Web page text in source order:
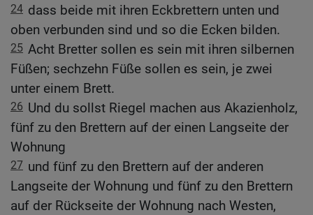
24 dass beide mit ihren Eckbrettern unten und
oben verbunden sind und so die Ecken bilden.
25 Acht Bretter sollen es sein mit ihren silbernen
Füßen; sechzehn Füße sollen es sein, je zwei
unter einem Brett.
26 Und du sollst Riegel machen aus Akazienholz,
fünf zu den Brettern auf der einen Langseite der
Wohnung
27 und fünf zu den Brettern auf der anderen
Langseite der Wohnung und fünf zu den Brettern
auf der Rückseite der Wohnung nach Westen,